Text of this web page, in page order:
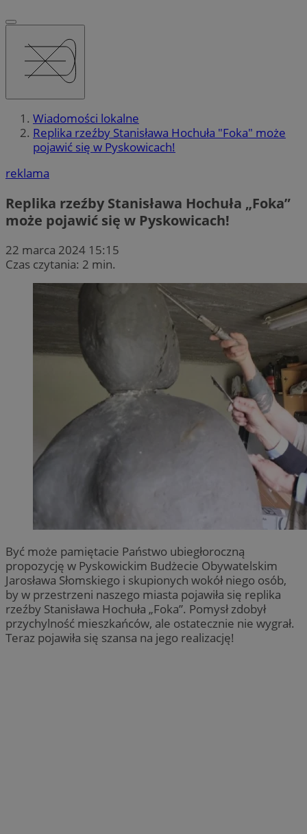
Wiadomości lokalne
Replika rzeźby Stanisława Hochuła "Foka" może
pojawić się w Pyskowicach!
reklama
Replika rzeźby Stanisława Hochuła „Foka”
może pojawić się w Pyskowicach!
22 marca 2024 15:15
Czas czytania: 2 min.
Być może pamiętacie Państwo ubiegłoroczną
propozycję w Pyskowickim Budżecie Obywatelskim
Jarosława Słomskiego i skupionych wokół niego osób,
by w przestrzeni naszego miasta pojawiła się replika
rzeźby Stanisława Hochuła „Foka”. Pomysł zdobył
przychylność mieszkańców, ale ostatecznie nie wygrał.
Teraz pojawiła się szansa na jego realizację!